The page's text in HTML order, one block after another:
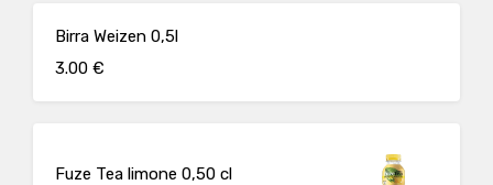
Birra Weizen 0,5l
3.00 €
Fuze Tea limone 0,50 cl